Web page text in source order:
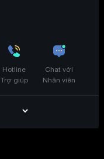
Hotline
Trợ giúp
Chat với
Nhân viên